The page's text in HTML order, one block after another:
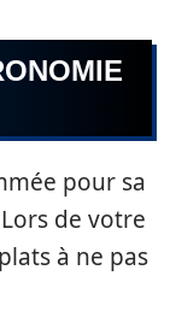
pour sa
de votre
à ne pas